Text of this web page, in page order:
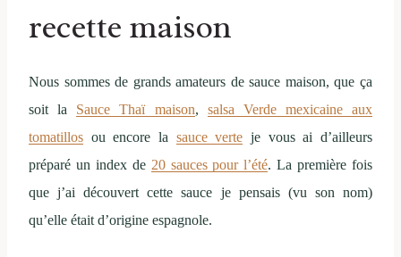
recette maison
Nous sommes de grands amateurs de sauce maison, que ça
soit la Sauce Thaï maison, salsa Verde mexicaine aux
tomatillos ou encore la sauce verte je vous ai d’ailleurs
préparé un index de 20 sauces pour l’été. La première fois
que j’ai découvert cette sauce je pensais (vu son nom)
qu’elle était d’origine espagnole.